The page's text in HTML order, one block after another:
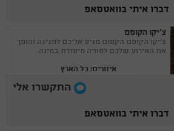
דברו איתי בוואטסאפ
צ'יקו הקוסם
צ'יקו הקוסם הקסום מגיע אליכם לחגיגה והופך
את האירוע שלכם לחוויה מיוחדת במינה.
איזורים: כל הארץ
התקשרו אלי
דברו איתי בוואטסאפ